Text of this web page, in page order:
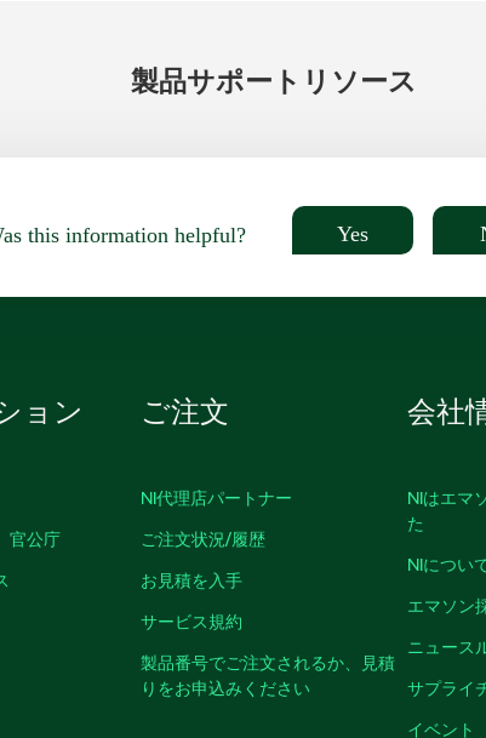
製品サポート リソース
this information helpful? Yes
ョン
官公庁
ご注文
NI代理店パートナー
ご注文状況/履歴
お見積を入手
サービス規約
製品番号でご注文されるか、見積
りをお申込みください
会社
NIはエマ
た
NIについ
エマソン
ニュース
サプライ
イベント